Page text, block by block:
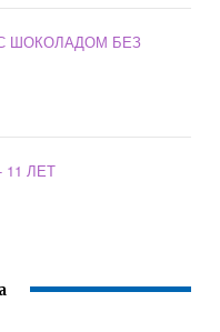
ШОКОЛАДОМ БЕЗ
ЛЕТ